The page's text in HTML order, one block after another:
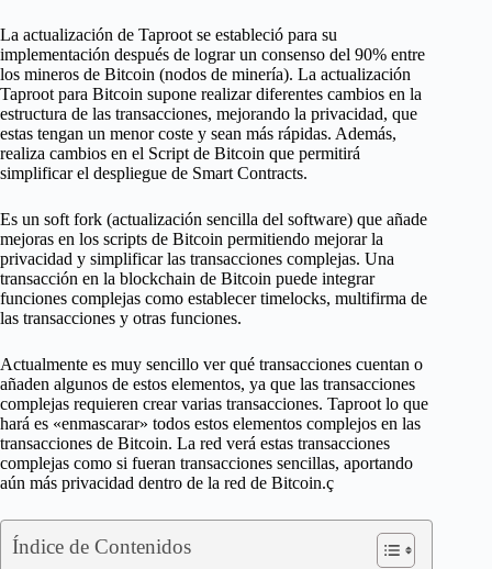
La actualización de Taproot se estableció para su
implementación después de lograr un consenso del 90% entre
los mineros de Bitcoin (nodos de minería). La actualización
Taproot para Bitcoin supone realizar diferentes cambios en la
estructura de las transacciones, mejorando la privacidad, que
estas tengan un menor coste y sean más rápidas. Además,
realiza cambios en el Script de Bitcoin que permitirá
simplificar el despliegue de Smart Contracts.
Es un soft fork (actualización sencilla del software) que añade
mejoras en los scripts de Bitcoin permitiendo mejorar la
privacidad y simplificar las transacciones complejas. Una
transacción en la blockchain de Bitcoin puede integrar
funciones complejas como establecer timelocks, multifirma de
las transacciones y otras funciones.
Actualmente es muy sencillo ver qué transacciones cuentan o
añaden algunos de estos elementos, ya que las transacciones
complejas requieren crear varias transacciones. Taproot lo que
hará es «enmascarar» todos estos elementos complejos en las
transacciones de Bitcoin. La red verá estas transacciones
complejas como si fueran transacciones sencillas, aportando
aún más privacidad dentro de la red de Bitcoin.ç
Índice de Contenidos